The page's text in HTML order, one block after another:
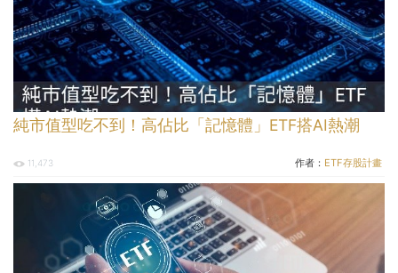
純市值型吃不到！高佔比「記憶體」ETF搭AI熱潮
11,473 作者： ETF存股計畫